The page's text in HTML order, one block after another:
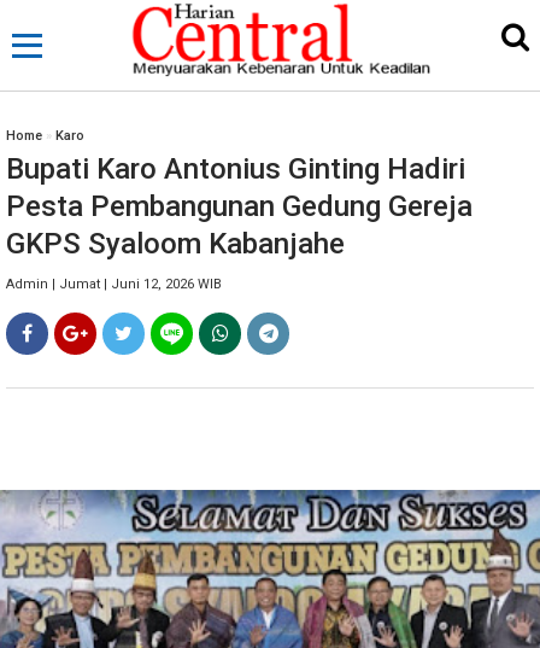
Home » Karo
Bupati Karo Antonius Ginting Hadiri
Pesta Pembangunan Gedung Gereja
GKPS Syaloom Kabanjahe
Admin | Jumat | Juni 12, 2026 WIB